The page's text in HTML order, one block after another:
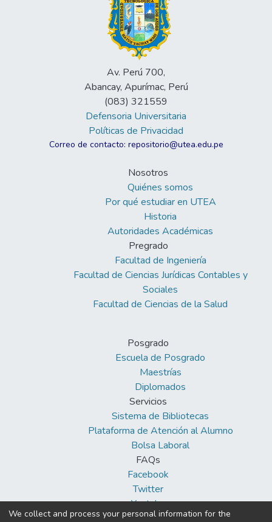
Av. Perú 700,
Abancay, Apurímac, Perú
(083) 321559
Defensoria Universitaria
Políticas de Privacidad
Correo de contacto: repositorio@utea.edu.pe
Nosotros
Quiénes somos
Por qué estudiar en UTEA
Historia
Autoridades Académicas
Pregrado
Facultad de Ingeniería
Facultad de Ciencias Jurídicas Contables y
Sociales
Facultad de Ciencias de la Salud
Posgrado
Escuela de Posgrado
Maestrías
Diplomados
Servicios
Sistema de Bibliotecas
Plataforma de Atención al Alumno
Bolsa Laboral
FAQs
Facebook
Twitter
Youtube
We collect and process your personal information for the